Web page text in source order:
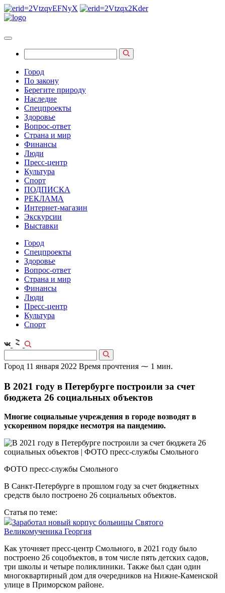
Город
По закону
Берегите природу
Наследие
Спецпроекты
Здоровье
Вопрос-ответ
Страна и мир
Финансы
Люди
Пресс-центр
Культура
Спорт
ПОДПИСКА
РЕКЛАМА
Интернет-магазин
Экскурсии
Выставки
Город
Спецпроекты
Здоровье
Вопрос-ответ
Страна и мир
Финансы
Люди
Пресс-центр
Культура
Спорт
Город 11 января 2022 Время прочтения ⁓ 1 мин.
В 2021 году в Петербурге построили за счет
бюджета 26 социальных объектов
Многие социальные учреждения в городе возводят в
ускоренном порядке несмотря на пандемию.
ФОТО пресс-службы Смольного
В Санкт-Петербурге в прошлом году за счет бюджетных
средств было построено 26 социальных объектов.
Статья по теме:
Заработал новый корпус больницы Святого
Великомученика Георгия
Как уточняет пресс-центр Смольного, в 2021 году было
построено 26 соцобъектов, в том числе пять детских садов,
три школы и четыре поликлиники. Также был сдан один
многоквартирный дом для очередников на Нижне-Каменской
улице в Приморском районе.